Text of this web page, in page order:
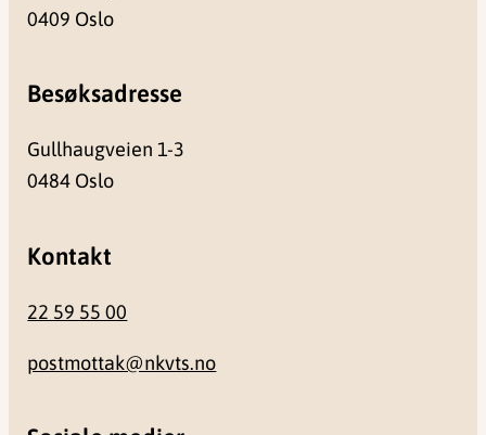
0409 Oslo
Besøksadresse
Gullhaugveien 1-3
0484 Oslo
Kontakt
22 59 55 00
postmottak@nkvts.no